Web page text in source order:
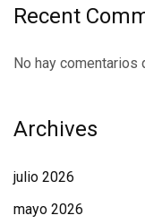
Recent
No hay comentarios
Archives
julio 2026
mayo 2026